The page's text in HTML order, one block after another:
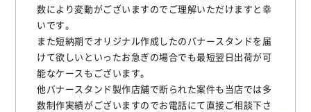
数により変動がございますのでご理解いただけますと幸
いです。
また短納期でオリジナル作成したのバナースタンドを届
けて欲しいといったお急ぎの場合でも最短翌日出荷が可
能なケースもございます。
他バナースタンド製作店舗で断られた案件も当店では多
数制作実績がございますのでお電話にて直接ご相談下さ